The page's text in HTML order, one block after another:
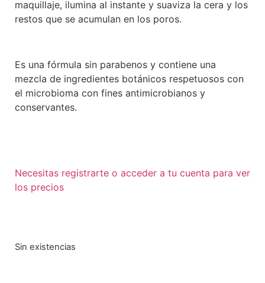
maquillaje, ilumina al instante y suaviza la cera y los
restos que se acumulan en los poros.
Es una fórmula sin parabenos y contiene una
mezcla de ingredientes botánicos respetuosos con
el microbioma con fines antimicrobianos y
conservantes.
Necesitas registrarte o acceder a tu cuenta para ver
los precios
Sin existencias